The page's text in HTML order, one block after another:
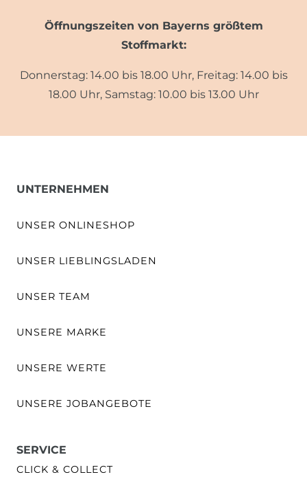
Öffnungszeiten von Bayerns größtem
Stoffmarkt:
Donnerstag: 14.00 bis 18.00 Uhr, Freitag: 14.00 bis
18.00 Uhr, Samstag: 10.00 bis 13.00 Uhr
UNTERNEHMEN
UNSER ONLINESHOP
UNSER LIEBLINGSLADEN
UNSER TEAM
UNSERE MARKE
UNSERE WERTE
UNSERE JOBANGEBOTE
SERVICE
CLICK & COLLECT